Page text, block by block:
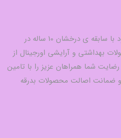
فروشگاه ارایشی بهداشتی معبود با سابقه ی درخشان 10 ساله در
بهداشتی و آرایشی اورجینال از
شما همراهان عزیز را با تامین
ضمانت اصالت محصولات بدرقه